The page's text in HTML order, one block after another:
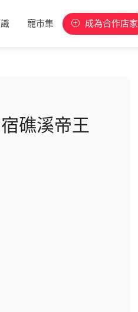
寵市集 成為合作店家
礁溪帝王